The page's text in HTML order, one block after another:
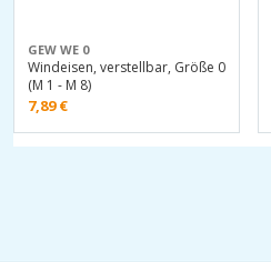
GEW WE 0
Windeisen, verstellbar, Größe 0
(M 1 - M 8)
7,89€